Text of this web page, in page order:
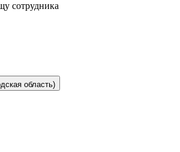
сотрудника
область)